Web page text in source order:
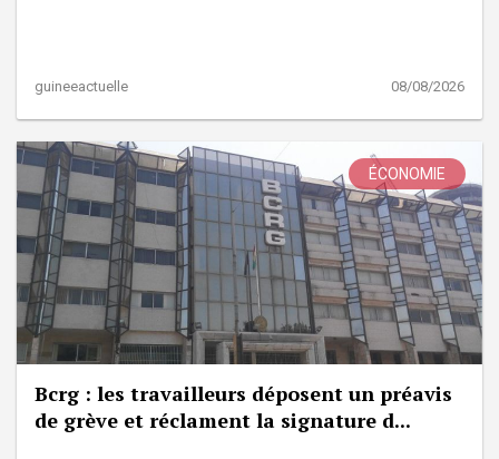
guineeactuelle 08/08/2026
ÉCONOMIE
Bcrg : les travailleurs déposent un préavis
de grève et réclament la signature d...